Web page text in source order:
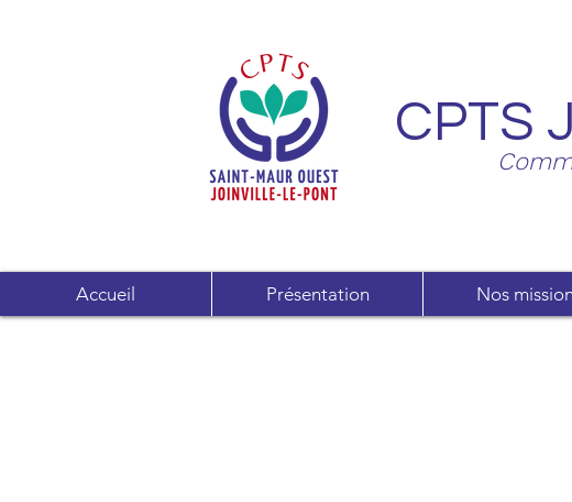
CPTS J
Accueil Présentation Nos